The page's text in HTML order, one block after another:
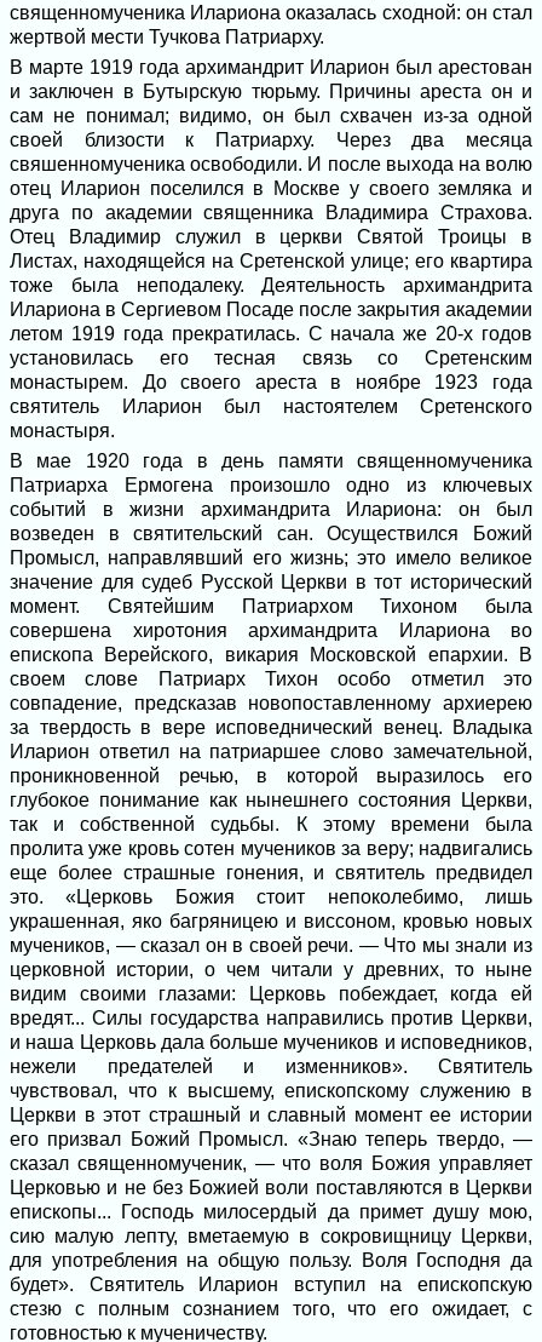
священномученика Илариона оказалась сходной: он стал
жертвой мести Тучкова Патриарху.
В марте 1919 года архимандрит Иларион был арестован
и заключен в Бутырскую тюрьму. Причины ареста он и
сам не понимал; видимо, он был схвачен из-за одной
своей близости к Патриарху. Через два месяца
свяшенномученика освободили. И после выхода на волю
отец Иларион поселился в Москве у своего земляка и
друга по академии священника Владимира Страхова.
Отец Владимир служил в церкви Святой Троицы в
Листах, находящейся на Сретенской улице; его квартира
тоже была неподалеку. Деятельность архимандрита
Илариона в Сергиевом Посаде после закрытия академии
летом 1919 года прекратилась. С начала же 20-х годов
установилась его тесная связь со Сретенским
монастырем. До своего ареста в ноябре 1923 года
святитель Иларион был настоятелем Сретенского
монастыря.
В мае 1920 года в день памяти священномученика
Патриарха Ермогена произошло одно из ключевых
событий в жизни архимандрита Илариона: он был
возведен в святительский сан. Осуществился Божий
Промысл, направлявший его жизнь; это имело великое
значение для судеб Русской Церкви в тот исторический
момент. Святейшим Патриархом Тихоном была
совершена хиротония архимандрита Илариона во
епископа Верейского, викария Московской епархии. В
своем слове Патриарх Тихон особо отметил это
совпадение, предсказав новопоставленному архиерею
за твердость в вере исповеднический венец. Владыка
Иларион ответил на патриаршее слово замечательной,
проникновенной речью, в которой выразилось его
глубокое понимание как нынешнего состояния Церкви,
так и собственной судьбы. К этому времени была
пролита уже кровь сотен мучеников за веру; надвигались
еще более страшные гонения, и святитель предвидел
это. «Церковь Божия стоит непоколебимо, лишь
украшенная, яко багряницею и виссоном, кровью новых
мучеников, — сказал он в своей речи. — Что мы знали из
церковной истории, о чем читали у древних, то ныне
видим своими глазами: Церковь побеждает, когда ей
вредят... Силы государства направились против Церкви,
и наша Церковь дала больше мучеников и исповедников,
нежели предателей и изменников». Святитель
чувствовал, что к высшему, епископскому служению в
Церкви в этот страшный и славный момент ее истории
его призвал Божий Промысл. «Знаю теперь твердо, —
сказал священномученик, — что воля Божия управляет
Церковью и не без Божией воли поставляются в Церкви
епископы... Господь милосердый да примет душу мою,
сию малую лепту, вметаемую в сокровищницу Церкви,
для употребления на общую пользу. Воля Господня да
будет». Святитель Иларион вступил на епископскую
стезю с полным сознанием того, что его ожидает, с
готовностью к мученичеству.